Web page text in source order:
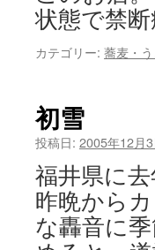
状態で禁
カテゴリー: 蕎麦・
初雪
投稿日: 2005年12月3
福井県に
昨晩から
な轟音に